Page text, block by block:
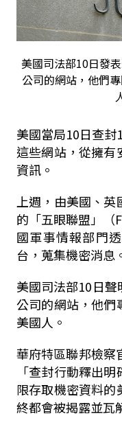
美國司法部10日發
公司的網站，他們
美國當局10日查封
這些網站，從擁有
資訊。
上週，由美國、
的「五眼聯盟」（
國軍事情報部門
台，蒐集機密消息
美國司法部10日
公司的網站，他們
美國人。
華府特區聯邦檢察
「查封行動釋出
限存取機密資料的
終都會被揭露並瓦